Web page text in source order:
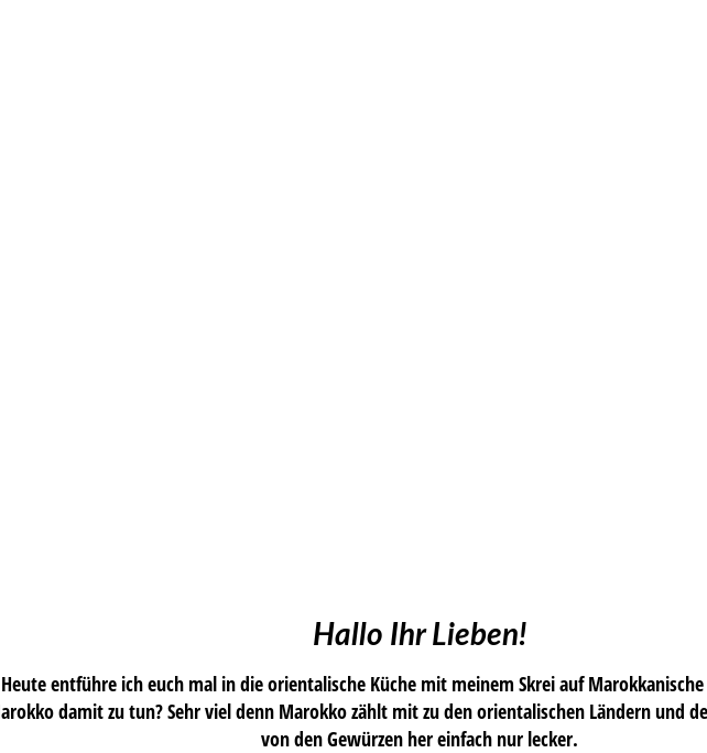
Hallo Ihr Lieben!
Heute entführe ich euch mal in die orientalische Küche mit meinem Skrei auf
damit zu tun? Sehr viel denn Marokko zählt mit zu den orientalischen Ländern und
von den Gewürzen her einfach nur lecker.